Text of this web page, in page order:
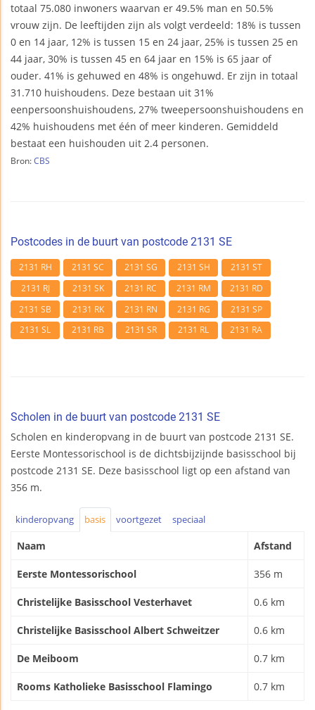
totaal 75.080 inwoners waarvan er 49.5% man en 50.5%
vrouw zijn. De leeftijden zijn als volgt verdeeld: 18% is tussen
0 en 14 jaar, 12% is tussen 15 en 24 jaar, 25% is tussen 25 en
44 jaar, 30% is tussen 45 en 64 jaar en 15% is 65 jaar of
ouder. 41% is gehuwed en 48% is ongehuwd. Er zijn in totaal
31.710 huishoudens. Deze bestaan uit 31%
eenpersoonshuishoudens, 27% tweepersoonshuishoudens en
42% huishoudens met één of meer kinderen. Gemiddeld
bestaat een huishouden uit 2.4 personen.
Bron: CBS
Postcodes in de buurt van postcode 2131 SE
2131 RH 2131 SC 2131 SG 2131 SH
2131 ST
2131 RJ
2131 SK 2131 RC 2131 RM
2131 RD
2131 SB
2131 RK 2131 RN 2131 RG
2131 SP
2131 SL
2131 RB 2131 SR 2131 RL 2131 RA
Scholen in de buurt van postcode 2131 SE
Scholen en kinderopvang in de buurt van postcode 2131 SE.
Eerste Montessorischool is de dichtsbijzijnde basisschool bij
postcode 2131 SE. Deze basisschool ligt op een afstand van
356 m.
kinderopvang basis voortgezet speciaal
Naam Afstand
Eerste Montessorischool 356 m
Christelijke Basisschool Vesterhavet 0.6 km
Christelijke Basisschool Albert Schweitzer 0.6 km
De Meiboom 0.7 km
Rooms Katholieke Basisschool Flamingo 0.7 km